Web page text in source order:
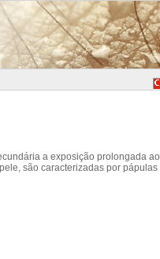
a exposição prolongada ao
são caracterizadas por pápulas